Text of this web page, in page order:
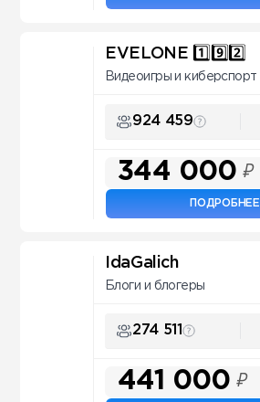
EVELONE 1️⃣9️⃣2️⃣
Видеоигры и киберспорт
924 459
344 000 ₽
ПОДРОБНЕЕ
IdaGalich
Блоги и блогеры
274 511
441 000 ₽